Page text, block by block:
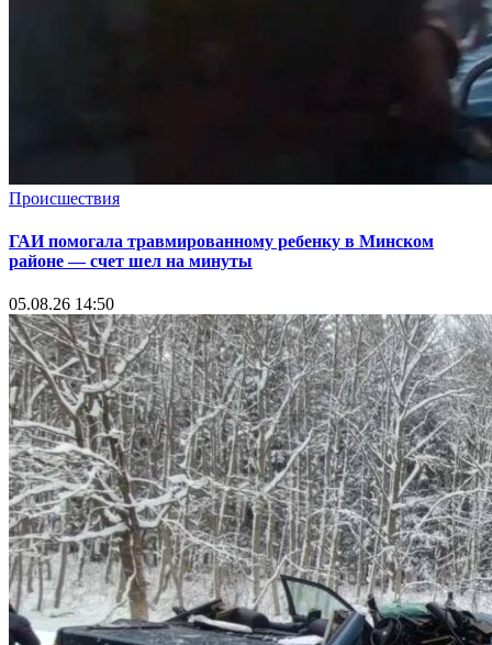
Происшествия
ГАИ помогала травмированному ребенку в Минском
районе — счет шел на минуты
05.08.26 14:50